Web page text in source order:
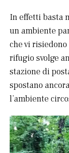
In effetti basta
un ambiente
che vi
rifugio svolge
stazione di
spostano
l’ambiente